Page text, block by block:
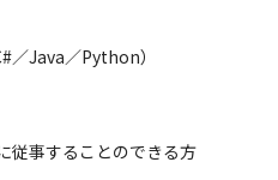
／Java／Python）
従事することのできる方